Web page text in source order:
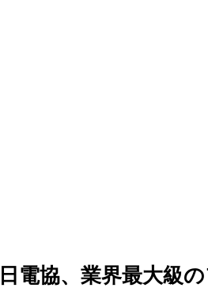
電協、業界最大級